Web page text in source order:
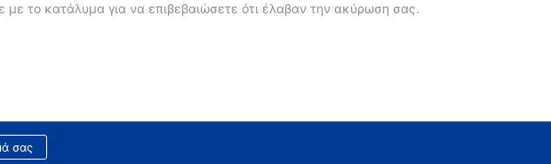
το κατάλυμα για να επιβεβαιώσετε ότι έλαβαν την ακύρωση σας.
σας